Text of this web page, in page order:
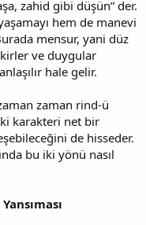
zahid gibi düşün” der.
hem de manevi
mensur, yani düz
ve duygular
hale gelir.
zaman rind-ü
karakteri net bir
de hisseder.
bu iki yönü nasıl